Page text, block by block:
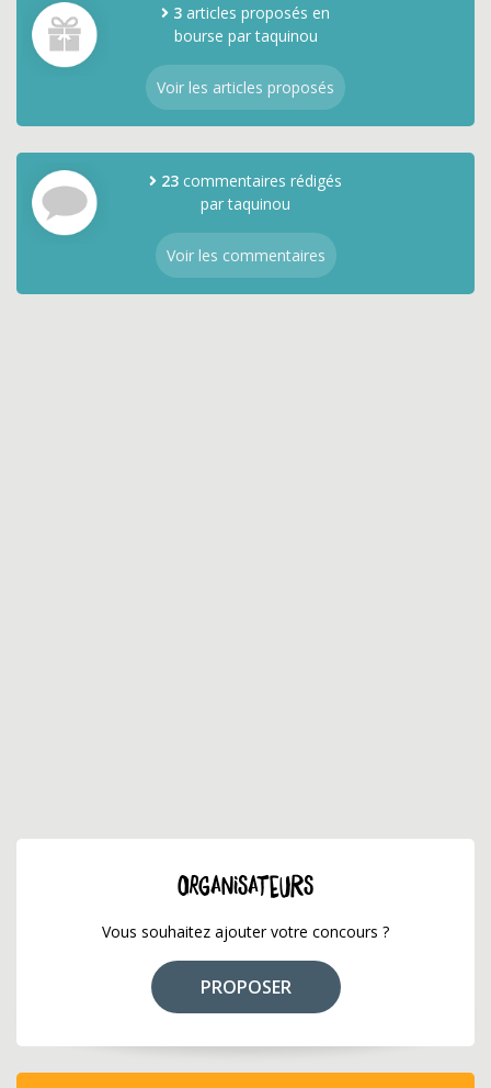
3 articles proposés en
bourse par taquinou
Voir les articles proposés
23 commentaires rédigés
par taquinou
Voir les commentaires
ORGANISATEURS
Vous souhaitez ajouter votre concours ?
PROPOSER